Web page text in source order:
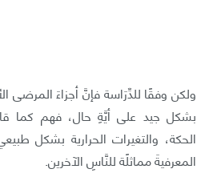
ولكن وفقًا للدِّرَاسة فإنَّ أجزاءَ المرضى
بشكل جيد على أيَّةِ حال، فهم كما
الحكة، والتغيرات الحرارية بشكل
المعرفيةَ مماثلًة للنَّاسِ الآخرين.